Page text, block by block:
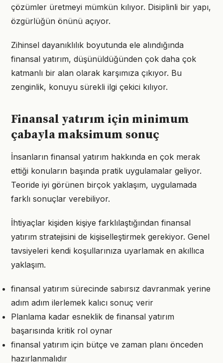
çözümler üretmeyi mümkün kılıyor. Disiplinli bir yapı,
özgürlüğün önünü açıyor.
Zihinsel dayanıklılık boyutunda ele alındığında
finansal yatırım, düşünüldüğünden çok daha çok
katmanlı bir alan olarak karşımıza çıkıyor. Bu
zenginlik, konuyu sürekli ilgi çekici kılıyor.
Finansal yatırım için minimum
çabayla maksimum sonuç
İnsanların finansal yatırım hakkında en çok merak
ettiği konuların başında pratik uygulamalar geliyor.
Teoride iyi görünen birçok yaklaşım, uygulamada
farklı sonuçlar verebiliyor.
İhtiyaçlar kişiden kişiye farklılaştığından finansal
yatırım stratejisini de kişiselleştirmek gerekiyor. Genel
tavsiyeleri kendi koşullarınıza uyarlamak en akıllıca
yaklaşım.
finansal yatırım sürecinde sabırsız davranmak yerine
adım adım ilerlemek kalıcı sonuç verir
Planlama kadar esneklik de finansal yatırım
başarısında kritik rol oynar
finansal yatırım için bütçe ve zaman planı önceden
hazırlanmalıdır